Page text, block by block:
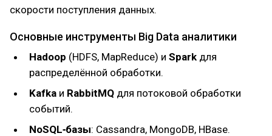
скорости поступления данных.
Основные инструменты Big Data аналитики
Hadoop (HDFS, MapReduce) и Spark для
распределённой обработки.
Kafka и RabbitMQ для потоковой обработки
событий.
NoSQL‑базы: Cassandra, MongoDB, HBase.